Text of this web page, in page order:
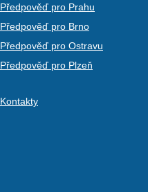
Předpověď pro Prahu
Předpověď pro Brno
Předpověď pro Ostravu
Předpověď pro Plzeň
Kontakty